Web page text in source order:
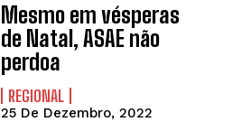
Mesmo em vésperas
de Natal, ASAE não
perdoa
REGIONAL
25 De Dezembro, 2022